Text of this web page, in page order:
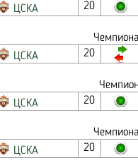
ЦСКА 20
ЦСКА 20
ЦСКА 20
ЦСКА 20